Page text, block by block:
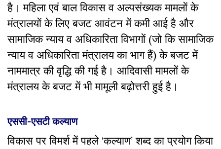
है। महिला एवं बाल विकास व अल्पसंख्यक मामलों के
मंत्रालयों के लिए बजट आवंटन में कमी आई है और
सामाजिक न्याय व अधिकारिता विभागों (जो कि सामाजिक
न्याय व अधिकारिता मंत्रालय का भाग हैं) के बजट में
नाममात्र की वृद्धि की गई है। आदिवासी मामलों के
मंत्रालय के बजट में भी मामूली बढ़ोत्तरी हुई है।
एससी-एसटी कल्याण
विकास पर विमर्श में पहले ‘कल्याण’ शब्द का प्रयोग किया